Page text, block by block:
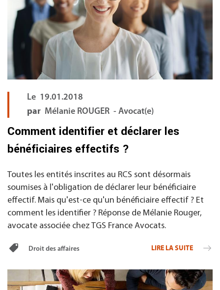
Le 19.01.2018
par Mélanie ROUGER - Avocat(e)
Comment identifier et déclarer les
bénéficiaires effectifs ?
Toutes les entités inscrites au RCS sont désormais
soumises à l'obligation de déclarer leur bénéficiaire
effectif. Mais qu'est-ce qu'un bénéficiaire effectif ? Et
comment les identifier ? Réponse de Mélanie Rouger,
avocate associée chez TGS France Avocats.
Droit des affaires LIRE LA SUITE